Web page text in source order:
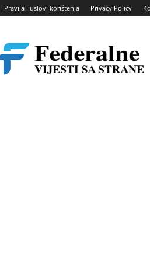
Pravila i uslovi korištenja Privacy Policy
vijesti